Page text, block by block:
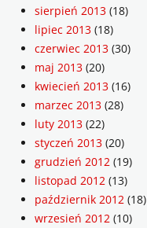
sierpień 2013 (18)
lipiec 2013 (18)
czerwiec 2013 (30)
maj 2013 (20)
kwiecień 2013 (16)
marzec 2013 (28)
luty 2013 (22)
styczeń 2013 (20)
grudzień 2012 (19)
listopad 2012 (13)
październik 2012 (18)
wrzesień 2012 (10)